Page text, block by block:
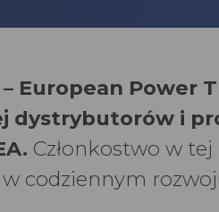
European Power
dystrybutorów i
Członkostwo w
codziennym